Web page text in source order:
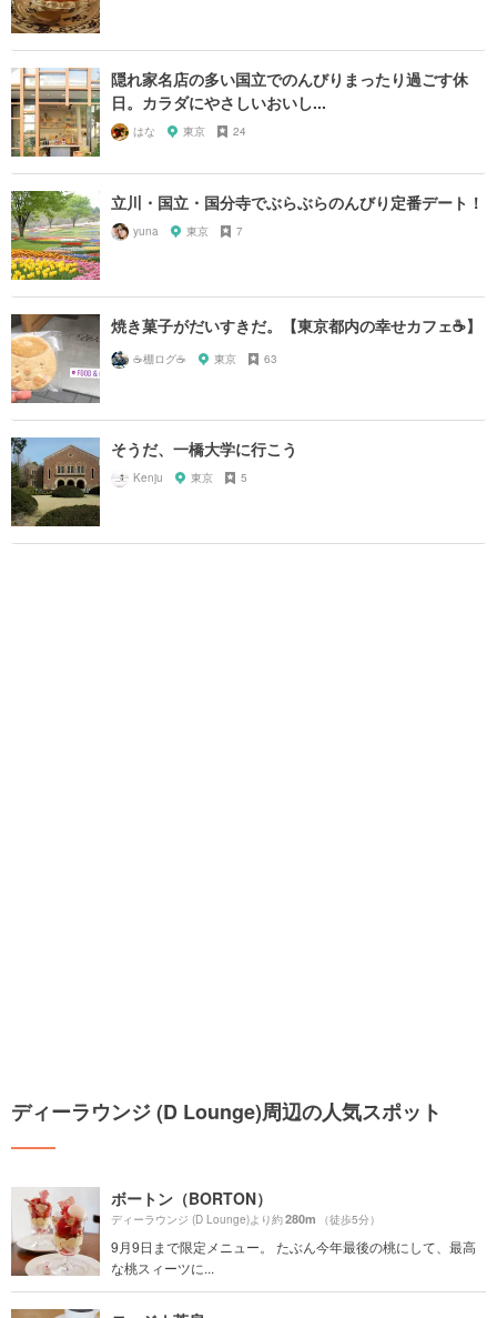
隠れ家名店の多い国立でのんびりまったり過ごす休
日。カラダにやさしいおいし...
はな 東京 24
立川・国立・国分寺でぶらぶらのんびり定番デート！
yuna 東京 7
焼き菓子がだいすきだ。【東京都内の幸せカフェ☕️】
☕️棚ログ☕️ 東京 63
そうだ、一橋大学に行こう
Kenju 東京 5
ディーラウンジ (D Lounge)周辺の人気スポット
ボートン（BORTON）
ディーラウンジ (D Lounge)より約280m （徒歩5分）
9月9日まで限定メニュー。 たぶん今年最後の桃にして、最高
な桃スィーツに...